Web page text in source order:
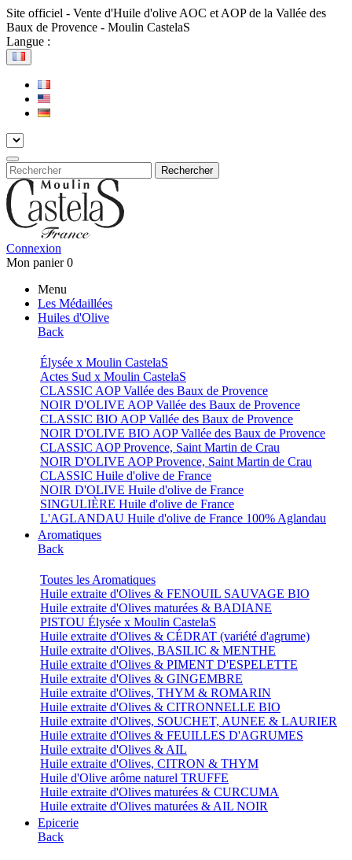
Site officiel - Vente d'Huile d'olive AOC et AOP de la Vallée des
Baux de Provence - Moulin CastelaS
Langue :
Rechercher
Connexion
Mon panier 0
Menu
Les Médaillées
Huiles d'Olive
Back
Élysée x Moulin CastelaS
Actes Sud x Moulin CastelaS
CLASSIC AOP Vallée des Baux de Provence
NOIR D'OLIVE AOP Vallée des Baux de Provence
CLASSIC BIO AOP Vallée des Baux de Provence
NOIR D'OLIVE BIO AOP Vallée des Baux de Provence
CLASSIC AOP Provence, Saint Martin de Crau
NOIR D'OLIVE AOP Provence, Saint Martin de Crau
CLASSIC Huile d'olive de France
NOIR D'OLIVE Huile d'olive de France
SINGULIÈRE Huile d'olive de France
L'AGLANDAU Huile d'olive de France 100% Aglandau
Aromatiques
Back
Toutes les Aromatiques
Huile extraite d'Olives & FENOUIL SAUVAGE BIO
Huile extraite d'Olives maturées & BADIANE
PISTOU Élysée x Moulin CastelaS
Huile extraite d'Olives & CÉDRAT (variété d'agrume)
Huile extraite d'Olives, BASILIC & MENTHE
Huile extraite d'Olives & PIMENT D'ESPELETTE
Huile extraite d'Olives & GINGEMBRE
Huile extraite d'Olives, THYM & ROMARIN
Huile extraite d'Olives & CITRONNELLE BIO
Huile extraite d'Olives, SOUCHET, AUNEE & LAURIER
Huile extraite d'Olives & FEUILLES D'AGRUMES
Huile extraite d'Olives & AIL
Huile extraite d'Olives, CITRON & THYM
Huile d'Olive arôme naturel TRUFFE
Huile extraite d'Olives maturées & CURCUMA
Huile extraite d'Olives maturées & AIL NOIR
Epicerie
Back